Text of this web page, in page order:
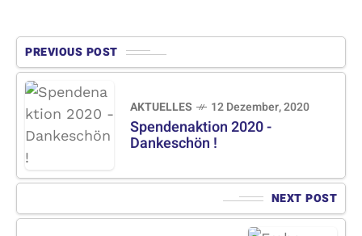
PREVIOUS POST
AKTUELLES 12 Dezember, 2020
Spendenaktion 2020 -
Dankeschön !
NEXT POST